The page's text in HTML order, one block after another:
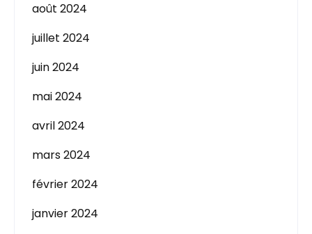
août 2024
juillet 2024
juin 2024
mai 2024
avril 2024
mars 2024
février 2024
janvier 2024